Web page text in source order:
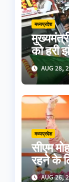
मध्यप्रदेश
को हरी
AUG 28,
मध्यप्रदेश
सीएम
रहने के
होगाAUG 26,